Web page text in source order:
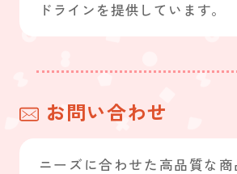
ドラインを提供しています。
お問い合わせ
ニーズに合わせた高品質な商